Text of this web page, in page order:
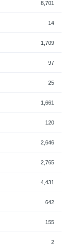
8,701
14
1,709
97
25
1,661
120
2,646
2,765
4,431
642
155
2